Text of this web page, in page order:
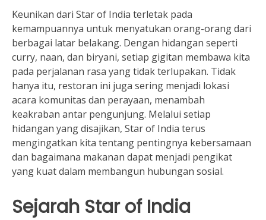
Keunikan dari Star of India terletak pada
kemampuannya untuk menyatukan orang-orang dari
berbagai latar belakang. Dengan hidangan seperti
curry, naan, dan biryani, setiap gigitan membawa kita
pada perjalanan rasa yang tidak terlupakan. Tidak
hanya itu, restoran ini juga sering menjadi lokasi
acara komunitas dan perayaan, menambah
keakraban antar pengunjung. Melalui setiap
hidangan yang disajikan, Star of India terus
mengingatkan kita tentang pentingnya kebersamaan
dan bagaimana makanan dapat menjadi pengikat
yang kuat dalam membangun hubungan sosial.
Sejarah Star of India